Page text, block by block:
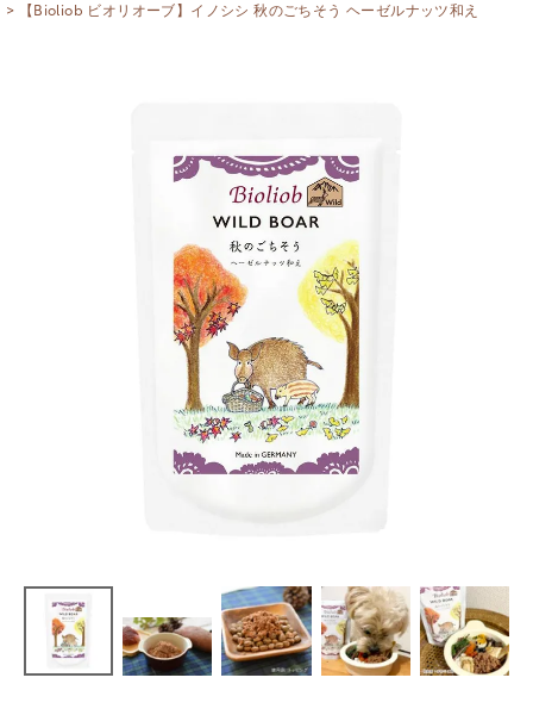
【Bioliob ビオリオーブ】イノシシ 秋のごちそう ヘーゼルナッツ和え